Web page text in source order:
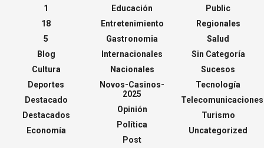
1
18
5
Blog
Cultura
Deportes
Destacado
Destacados
Economía
Educación
Entretenimiento
Gastronomia
Internacionales
Nacionales
Novos-Casinos-
2025
Opinión
Política
Post
Public
Regionales
Salud
Sin Categoría
Sucesos
Tecnología
Telecomunicaciones
Turismo
Uncategorized